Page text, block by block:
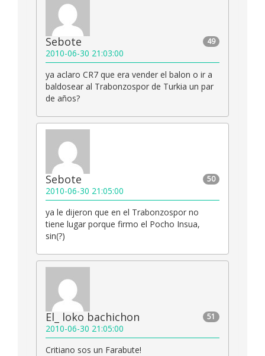
49
Sebote
2010-06-30 21:03:00
ya aclaro CR7 que era vender el balon o ir a
baldosear al Trabonzospor de Turkia un par
de años?
50
Sebote
2010-06-30 21:05:00
ya le dijeron que en el Trabonzospor no
tiene lugar porque firmo el Pocho Insua,
sin(?)
51
El_ loko bachichon
2010-06-30 21:05:00
Critiano sos un Farabute!